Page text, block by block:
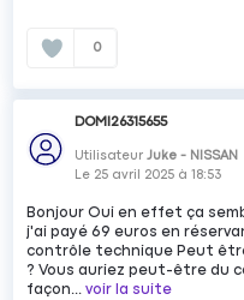
0
DOMI26315655
UtilisateurJuke - NISSAN
Le 25 avril 2025 à18:53
Bonjour Oui en effet ça
j'ai payé 69 euros en
contrôle technique Peut
? Vous auriez peut-être du
façon...voir la suite